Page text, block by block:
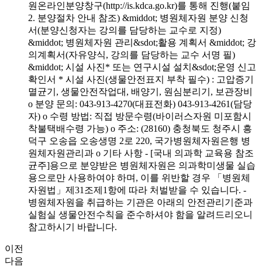
원온라인분양창구(http://is.kdca.go.kr)를 통해 진행(붙임
2. 분양절차 안내 참조) &middot; 병원체자원 분양 신청
서(분양신청자는 강의를 담당하는 교수로 지정)
&middot; 병원체자원 관리&sdot;활용 계획서 &middot; 강
의계획서(자유양식, 강의를 담당하는 교수 서명 필)
&middot; 시설 사진* 또는 연구시설 설치&sdot;운영 신고
확인서 * 시설 사진(생물안전표지 부착 필수) : 고압증기
멸균기, 생물안전작업대, 배양기, 원심분리기, 보관장비
o 분양 문의: 043-913-4270(대표전화) 043-913-4261(담당
자) o 수령 방법: 직접 방문수령(바이러스자원 미포함시
착불택배수령 가능) o 주소: (28160) 충청북도 청주시 흥
덕구 오송읍 오송생명 2로 220, 국가병원체자원은행 병
원체자원관리과 o 기타 사항 - [국내 의과학 교육용 참조
균주]용으로 분양받은 병원체자원은 의과학미생물 실습
용으로만 사용하여야 하며, 이를 위반할 경우 「병원체
자원법」제31조제1항에 따라 처벌받을 수 있습니다. -
병원체자원을 취급하는 기관은 아래의 안전관리기준과
실험실 생물안전수칙을 준수하셔야 함을 알려드리오니
참고하시기 바랍니다.
이전
다음